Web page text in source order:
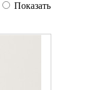
Показать